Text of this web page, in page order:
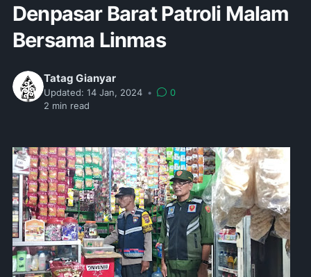
Denpasar Barat Patroli Malam
Bersama Linmas
Tatag Gianyar
Updated: 14 Jan, 2024 •
0
2 min read